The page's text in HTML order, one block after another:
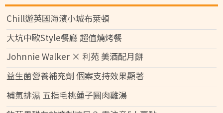
Chill遊英國海濱小城布萊頓
大坑中歐Style餐廳 超值燒烤餐
Johnnie Walker × 利苑 美酒配月餅
益生菌營養補充劑 個案支持效果顯著
補氣排濕 五指毛桃蓮子圓肉雞湯